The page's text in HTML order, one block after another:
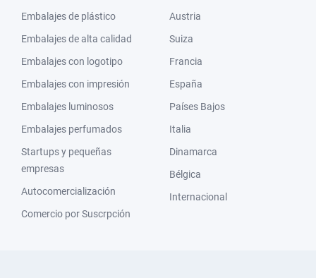
Embalajes de plástico
Embalajes de alta calidad
Embalajes con logotipo
Embalajes con impresión
Embalajes luminosos
Embalajes perfumados
Startups y pequeñas
empresas
Autocomercialización
Comercio por Suscrpción
Austria
Suiza
Francia
España
Países Bajos
Italia
Dinamarca
Bélgica
Internacional